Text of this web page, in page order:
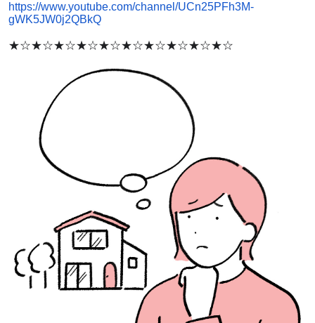
https://www.youtube.com/channel/UCn25PFh3M-
gWK5JW0j2QBkQ
★☆★☆★☆★☆★☆★☆★☆★☆★☆★☆